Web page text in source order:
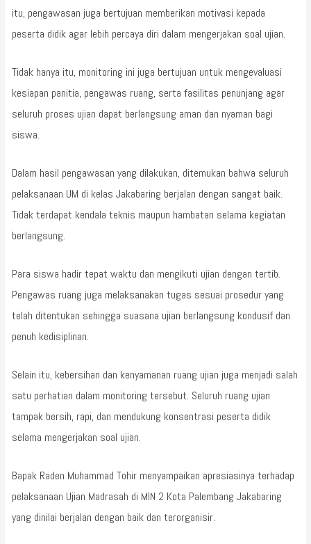
itu, pengawasan juga bertujuan memberikan motivasi kepada
peserta didik agar lebih percaya diri dalam mengerjakan soal ujian.
Tidak hanya itu, monitoring ini juga bertujuan untuk mengevaluasi
kesiapan panitia, pengawas ruang, serta fasilitas penunjang agar
seluruh proses ujian dapat berlangsung aman dan nyaman bagi
siswa.
Dalam hasil pengawasan yang dilakukan, ditemukan bahwa seluruh
pelaksanaan UM di kelas Jakabaring berjalan dengan sangat baik.
Tidak terdapat kendala teknis maupun hambatan selama kegiatan
berlangsung.
Para siswa hadir tepat waktu dan mengikuti ujian dengan tertib.
Pengawas ruang juga melaksanakan tugas sesuai prosedur yang
telah ditentukan sehingga suasana ujian berlangsung kondusif dan
penuh kedisiplinan.
Selain itu, kebersihan dan kenyamanan ruang ujian juga menjadi salah
satu perhatian dalam monitoring tersebut. Seluruh ruang ujian
tampak bersih, rapi, dan mendukung konsentrasi peserta didik
selama mengerjakan soal ujian.
Bapak Raden Muhammad Tohir menyampaikan apresiasinya terhadap
pelaksanaan Ujian Madrasah di MIN 2 Kota Palembang Jakabaring
yang dinilai berjalan dengan baik dan terorganisir.